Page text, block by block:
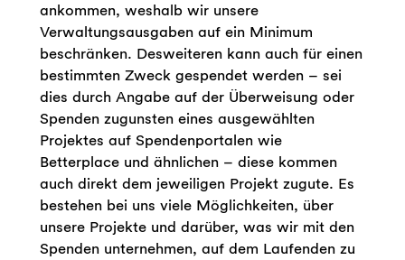
ankommen, weshalb wir unsere
Verwaltungsausgaben auf ein Minimum
beschränken. Desweiteren kann auch für einen
bestimmten Zweck gespendet werden – sei
dies durch Angabe auf der Überweisung oder
Spenden zugunsten eines ausgewählten
Projektes auf Spendenportalen wie
Betterplace und ähnlichen – diese kommen
auch direkt dem jeweiligen Projekt zugute. Es
bestehen bei uns viele Möglichkeiten, über
unsere Projekte und darüber, was wir mit den
Spenden unternehmen, auf dem Laufenden zu